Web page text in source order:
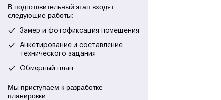
В подготовительный этап входят
следующие работы:
Замер и фотофиксация помещения
Анкетирование и составление
технического задания
Обмерный план
Мы приступаем к разработке
планировки: